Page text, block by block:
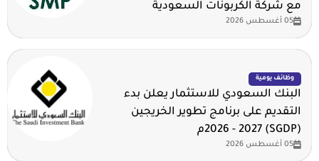
مع شركة الكربونات السعودية
05 أغسطس 2026
وظائف يومية
البنك السعودي للاستثمار يعلن بدء
التقديم على برنامج تطوير الخريجين
(SGDP) 2026 - 2027م
05 أغسطس 2026